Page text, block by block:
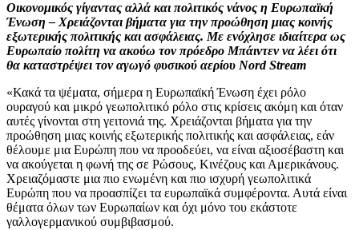
Οικονομικός γίγαντας αλλά και πολιτικός νάνος η Ευρωπαϊκή
Ένωση – Χρειάζονται βήματα για την προώθηση μιας κοινής
εξωτερικής πολιτικής και ασφάλειας. Με ενόχλησε ιδιαίτερα ως
Ευρωπαίο πολίτη να ακούω τον πρόεδρο Μπάιντεν να λέει ότι
θα καταστρέψει τον αγωγό φυσικού αερίου Nord Stream
«Κακά τα ψέματα, σήμερα η Ευρωπαϊκή Ένωση έχει ρόλο
ουραγού και μικρό γεωπολιτικό ρόλο στις κρίσεις ακόμη και όταν
αυτές γίνονται στη γειτονιά της. Χρειάζονται βήματα για την
προώθηση μιας κοινής εξωτερικής πολιτικής και ασφάλειας, εάν
θέλουμε μια Ευρώπη που να προοδεύει, να είναι αξιοσέβαστη και
να ακούγεται η φωνή της σε Ρώσους, Κινέζους και Αμερικάνους.
Χρειαζόμαστε μια πιο ενωμένη και πιο ισχυρή γεωπολιτικά
Ευρώπη που να προασπίζει τα ευρωπαϊκά συμφέροντα. Αυτά είναι
θέματα όλων των Ευρωπαίων και όχι μόνο του εκάστοτε
γαλλογερμανικού συμβιβασμού.